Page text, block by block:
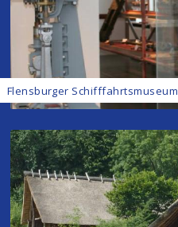
Flensburger Schifffahrtsmuseum